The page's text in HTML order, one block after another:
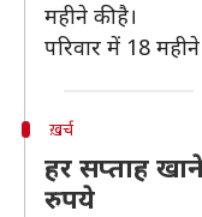
महीने की है।
परिवार में 18
ख़र्च
हर सप्ताह
रुपये